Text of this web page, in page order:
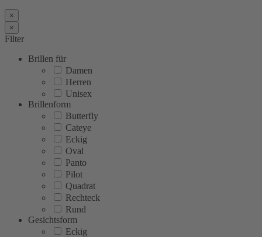
×
×
Filter
Brillen für
Damen
Herren
Unisex
Brillenform
Butterfly
Cateye
Eckig
Oval
Panto
Pilot
Quadrat
Rechteck
Rund
Gesichtsform
Eckig